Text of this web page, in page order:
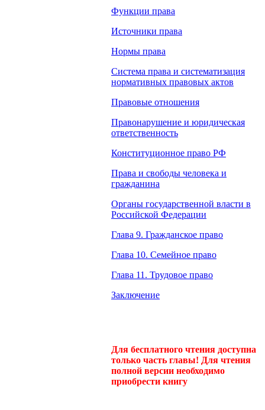
Функции права
Источники права
Нормы права
Система права и систематизация
нормативных правовых актов
Правовые отношения
Правонарушение и юридическая
ответственность
Конституционное право РФ
Права и свободы человека и
гражданина
Органы государственной власти в
Российской Федерации
Глава 9. Гражданское право
Глава 10. Семейное право
Глава 11. Трудовое право
Заключение
Для бесплатного чтения доступна
только часть главы! Для чтения
полной версии необходимо
приобрести книгу